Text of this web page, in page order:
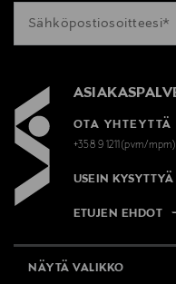
OTA YHTEYTTÄ
+358 9 1211(pvm/mpm)
USEIN KYSYTTYÄ
ETUJEN EHDOT
NÄYTÄ VALIKKO